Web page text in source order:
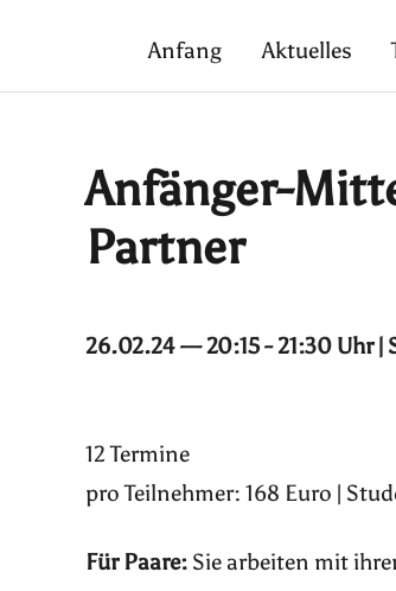
Anfang Aktuelles
Anfänger-
Partner
26.02.24 — 20:15 - 21:30 Uhr |
12 Termine
pro Teilnehmer: 168 Euro |
Für Paare: Sie arbeiten mit